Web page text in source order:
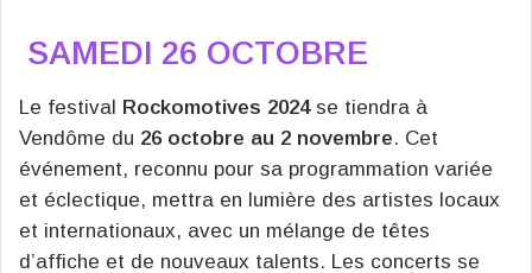
SAMEDI 26 OCTOBRE
Le festival Rockomotives 2024se tiendra à
Vendôme du 26 octobre au 2 novembre. Cet
événement, reconnu pour sa programmation variée
et éclectique, mettra en lumière des artistes locaux
et internationaux, avec un mélange de têtes
d’affiche et de nouveaux talents. Les concerts se